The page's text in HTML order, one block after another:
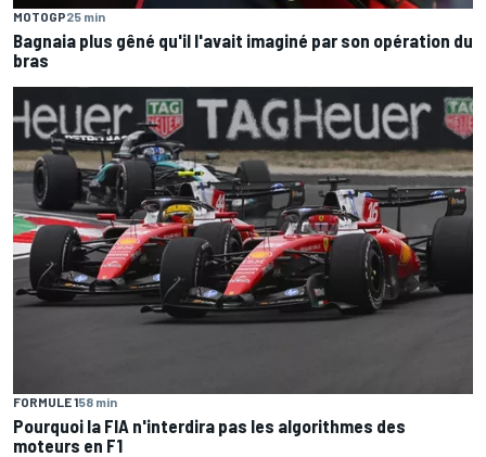
MOTOGP25 min
Bagnaia plus gêné qu'il l'avait imaginé par son opération du
bras
FORMULE 158 min
Pourquoi la FIA n'interdira pas les algorithmes des
moteurs en F1